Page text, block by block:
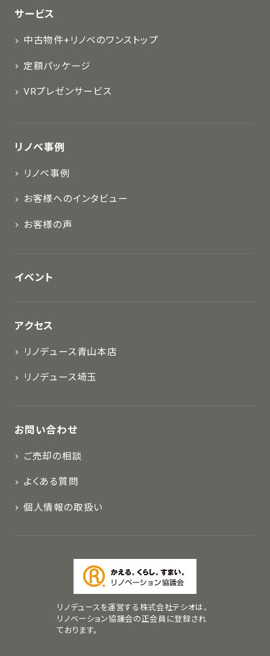
サービス
中古物件+リノベのワンストップ
定額パッケージ
VRプレゼンサービス
リノベ事例
リノベ事例
お客様へのインタビュー
お客様の声
イベント
アクセス
リノデュース青山本店
リノデュース埼玉
お問い合わせ
ご売却の相談
よくある質問
個人情報の取扱い
リノデュースを運営する株式会社テシオは、
リノベーション協議会の正会員に登録され
ております。